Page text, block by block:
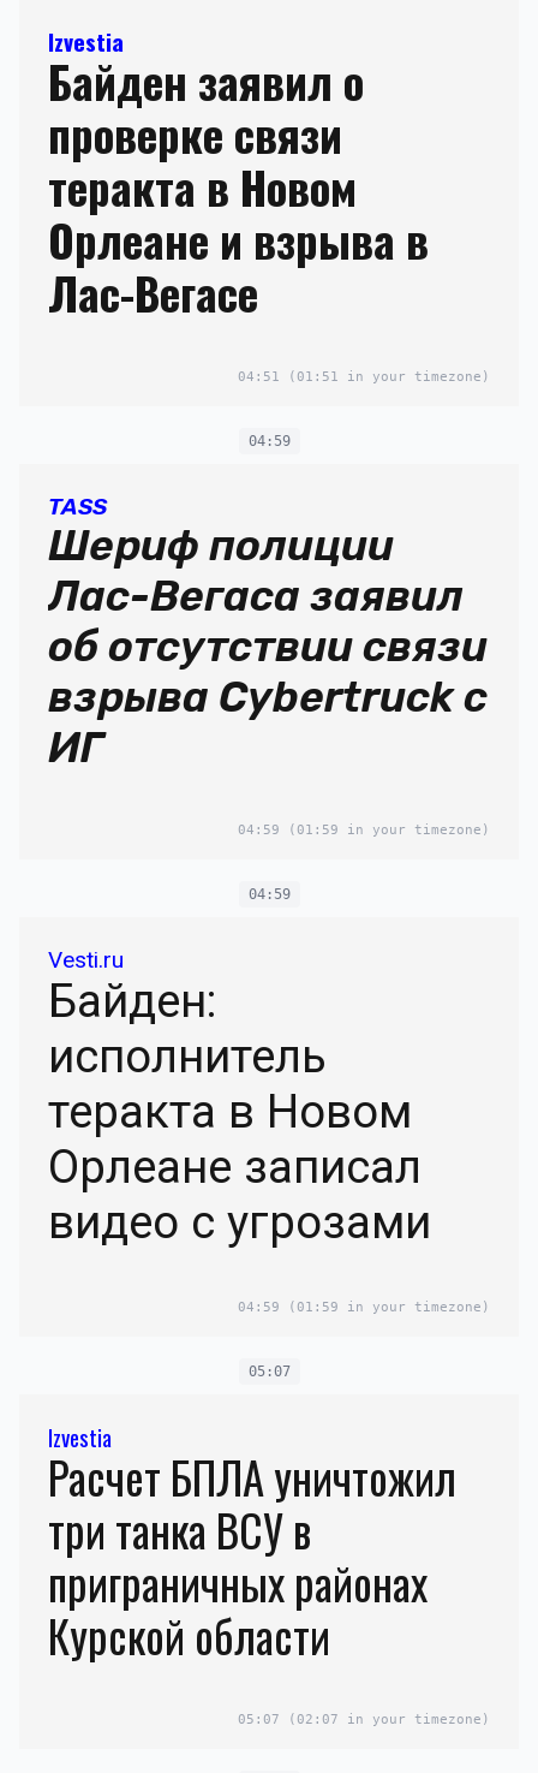
Izvestia
Байден заявил о
проверке связи
теракта в Новом
Орлеане и взрыва в
Лас-Вегасе
04:51 (01:51 in your timezone)
04:59
TASS
Шериф полиции
Лас-Вегаса заявил
об отсутствии связи
взрыва Cybertruck с
ИГ
04:59 (01:59 in your timezone)
04:59
Vesti.ru
Байден:
исполнитель
теракта в Новом
Орлеане записал
видео с угрозами
04:59 (01:59 in your timezone)
05:07
Izvestia
Расчет БПЛА уничтожил
три танка ВСУ в
приграничных районах
Курской области
05:07 (02:07 in your timezone)